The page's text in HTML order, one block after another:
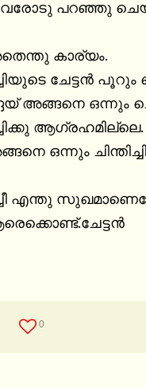
പറഞ്ഞു
കാര്യം.
ചേട്ടൻ
അങ്ങനെ ഒന്നും
ആഗ്രഹമില്ലെ.
ഒന്നും
എന്തു
0